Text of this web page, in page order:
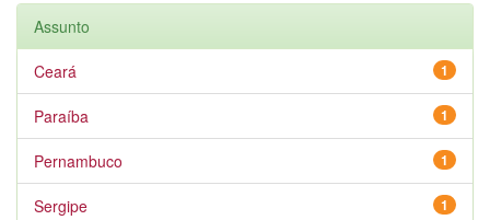
Assunto
1
Ceará
1
Paraíba
1
Pernambuco
1
Sergipe